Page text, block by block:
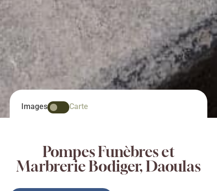
Images Carte
Pompes Funèbres et
Marbrerie Bodiger, Daoulas